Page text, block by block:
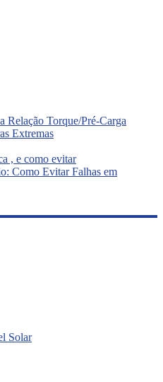
Relação Torque/Pré-Carga
Extremas
, e como evitar
Como Evitar Falhas em
Solar